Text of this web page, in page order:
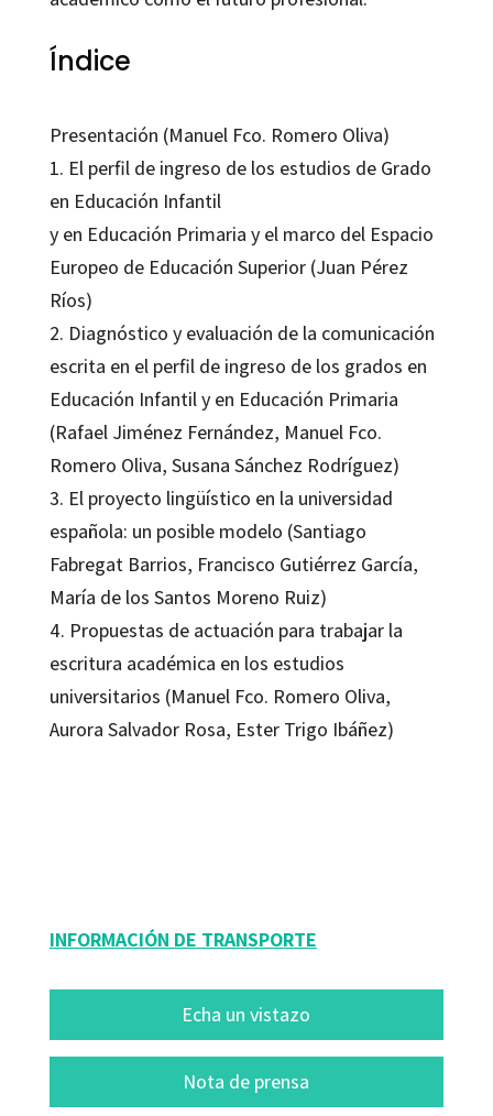
Índice
Presentación (Manuel Fco. Romero Oliva)
1. El perfil de ingreso de los estudios de Grado
en Educación Infantil
y en Educación Primaria y el marco del Espacio
Europeo de Educación Superior (Juan Pérez
Ríos)
2. Diagnóstico y evaluación de la comunicación
escrita en el perfil de ingreso de los grados en
Educación Infantil y en Educación Primaria
(Rafael Jiménez Fernández, Manuel Fco.
Romero Oliva, Susana Sánchez Rodríguez)
3. El proyecto lingüístico en la universidad
española: un posible modelo (Santiago
Fabregat Barrios, Francisco Gutiérrez García,
María de los Santos Moreno Ruiz)
4. Propuestas de actuación para trabajar la
escritura académica en los estudios
universitarios (Manuel Fco. Romero Oliva,
Aurora Salvador Rosa, Ester Trigo Ibáñez)
INFORMACIÓN DE TRANSPORTE
Echa un vistazo
Nota de prensa